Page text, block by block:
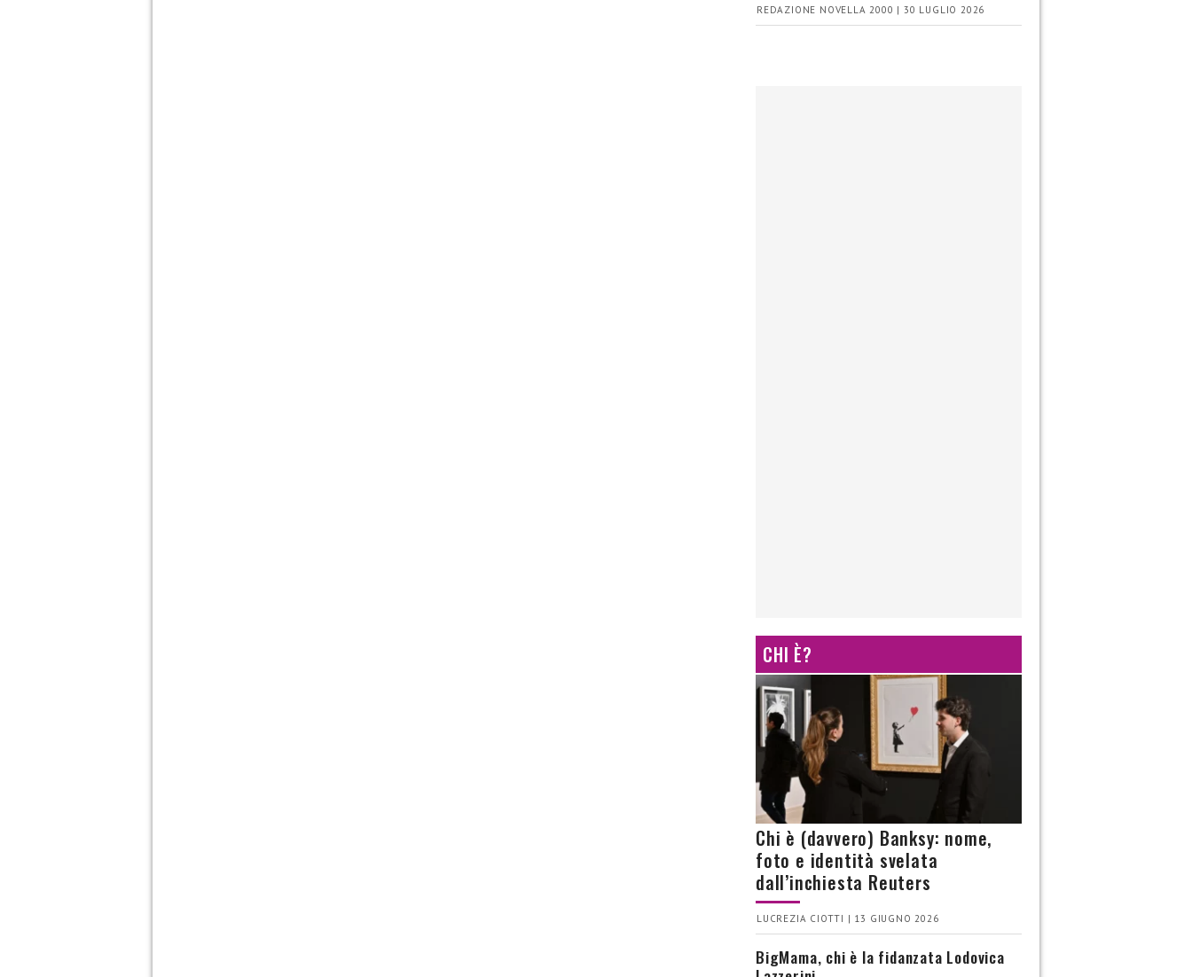
REDAZIONE NOVELLA 2000 | 30 LUGLIO 2026
CHI È?
Chi è (davvero) Banksy: nome,
foto e identità svelata
dall’inchiesta Reuters
LUCREZIA CIOTTI | 13 GIUGNO 2026
BigMama, chi è la fidanzata Lodovica